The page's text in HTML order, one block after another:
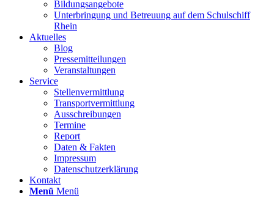
Bildungsangebote
Unterbringung und Betreuung auf dem Schulschiff
Rhein
Aktuelles
Blog
Pressemitteilungen
Veranstaltungen
Service
Stellenvermittlung
Transportvermittlung
Ausschreibungen
Termine
Report
Daten & Fakten
Impressum
Datenschutzerklärung
Kontakt
Menü Menü